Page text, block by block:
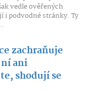
vedle ověřených
i podvodné stránky. Ty
zachraňuje
ani
shodují se